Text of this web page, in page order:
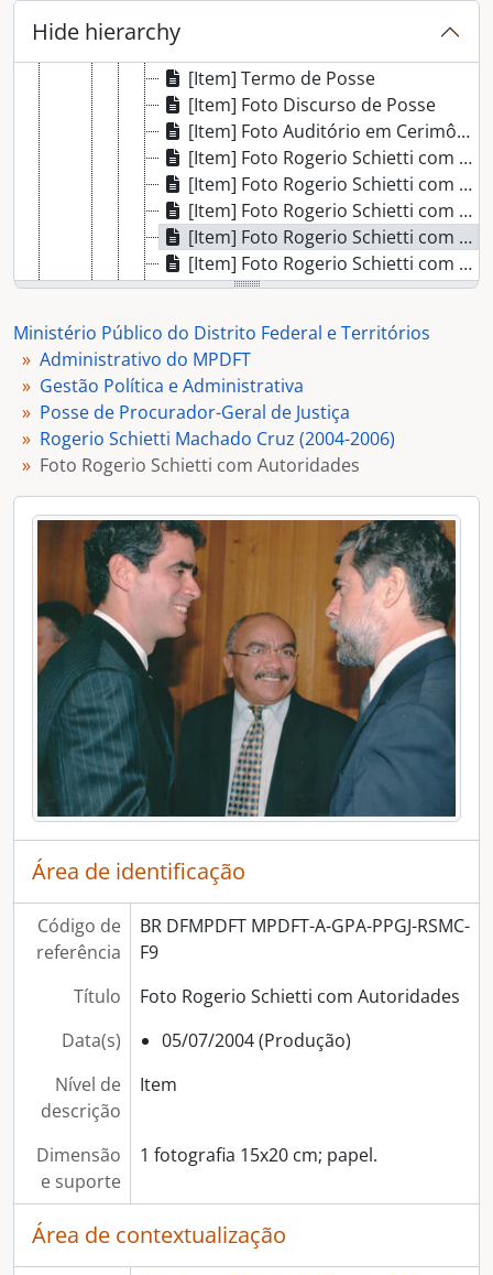
Hide hierarchy
[Item] Termo de Posse
[Item] Foto Discurso de Posse
[Item] Foto Auditório em Cerimônia de Posse
[Item] Foto Rogerio Schietti com Autoridades
[Item] Foto Rogerio Schietti com José Alencar
[Item] Foto Rogerio Schietti com Autoridades
[Item] Foto Rogerio Schietti com Autoridades
[Item] Foto Rogerio Schietti com Chico Leite
[Item] Vídeo Cerimônia de Posse - Rogerio Schietti
[Dossiê] Eduardo José Oliveira de Albuquerque (2000-2002)
[Dossiê] Humberto Adjuto Ulhôa (1998-2000)
[Dossiê] Humberto Adjuto Ulhôa (1996-1998)
[Dossiê] Marluce Aparecida Barbosa Lima (1994-1996)
[Dossiê] Marluce Aparecida Barbosa Lima (1992-1994)
[Dossiê] Geraldo Nunes (1987-1992)
[Dossiê] João Carneiro de Ulhôa (1985-1987)
[Dossiê] José Dilermando Meireles (1982-1985)
[Dossiê] Dimas Ribeiro da Fonseca (1980-1982)
[Dossiê] Hélio Pinheiro da Silva (1975-1979)
[Dossiê] José Júlio Guimarães Lima (1964-1975)
[Dossiê] Áttila Sayol de Sá Peixoto (1963-1964)
[Dossiê] Leopoldo César de Miranda Lima Filho (1961-1963)
[Dossiê] Walter Ceneviva (1961)
[Dossiê] Dario Délio Cardoso (1960-1961)
[Série] Relatório de Gestão
[Série] Planejamento Estratégico
[Seção] Finalístico do MPDFT
Ministério Público do Distrito Federal e Territórios
Administrativo do MPDFT
Gestão Política e Administrativa
Posse de Procurador-Geral de Justiça
Rogerio Schietti Machado Cruz (2004-2006)
Foto Rogerio Schietti com Autoridades
Área de identificação
Código de
referência
BR DFMPDFT MPDFT-A-GPA-PPGJ-RSMC-
F9
Título
Foto Rogerio Schietti com Autoridades
Data(s)
05/07/2004 (Produção)
Nível de
descrição
Item
Dimensão
e suporte
1 fotografia 15x20 cm; papel.
Área de contextualização